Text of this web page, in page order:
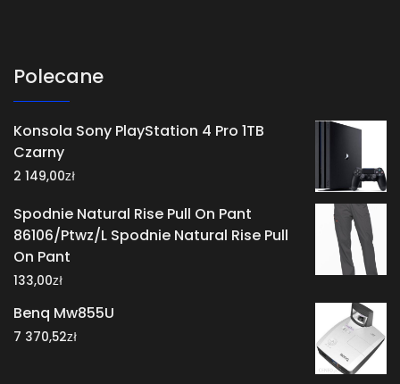
Polecane
Konsola Sony PlayStation 4 Pro 1TB
Czarny
2 149,00zł
Spodnie Natural Rise Pull On Pant
86106/Ptwz/L Spodnie Natural Rise Pull
On Pant
133,00zł
Benq Mw855U
7 370,52zł